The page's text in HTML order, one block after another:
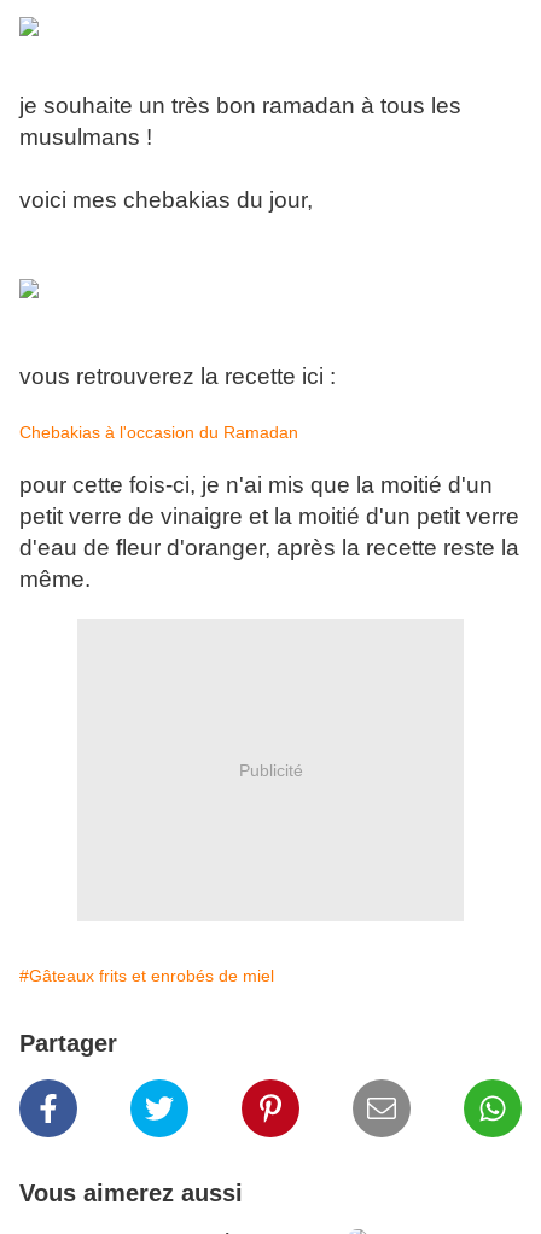
je souhaite un très bon ramadan à tous les
musulmans !
voici mes chebakias du jour,
vous retrouverez la recette ici :
Chebakias à l'occasion du Ramadan
pour cette fois-ci, je n'ai mis que la moitié d'un
petit verre de vinaigre et la moitié d'un petit verre
d'eau de fleur d'oranger, après la recette reste la
même.
Publicité
#Gâteaux frits et enrobés de miel
Partager
Vous aimerez aussi